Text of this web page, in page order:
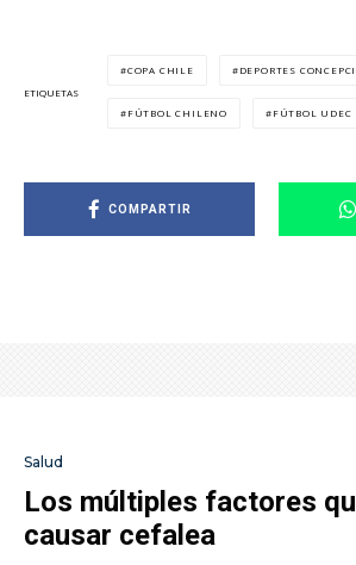
ETIQUETAS
COPA CHILE DEPORTES
FÚTBOL CHILENO FÚTBOL UDEC
COMPARTIR
Salud
Los múltiples factores
causar cefalea